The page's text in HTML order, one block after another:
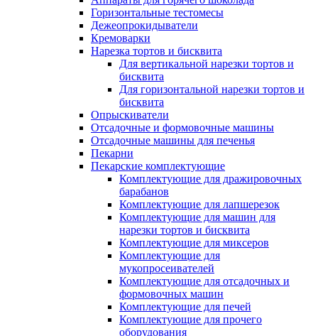
Горизонтальные тестомесы
Дежеопрокидыватели
Кремоварки
Нарезка тортов и бисквита
Для вертикальной нарезки тортов и
бисквита
Для горизонтальной нарезки тортов и
бисквита
Опрыскиватели
Отсадочные и формовочные машины
Отсадочные машины для печенья
Пекарни
Пекарские комплектующие
Комплектующие для дражировочных
барабанов
Комплектующие для лапшерезок
Комплектующие для машин для
нарезки тортов и бисквита
Комплектующие для миксеров
Комплектующие для
мукопросеивателей
Комплектующие для отсадочных и
формовочных машин
Комплектующие для печей
Комплектующие для прочего
оборудования